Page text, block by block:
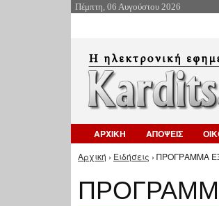
Πέμπτη, 06 Αυγούστου 2026
ΑΡΧΙΚΗ ΑΠΟΨΕΙΣ
Είστε εδώ
Αρχική › Ειδήσεις › ΠΡΟΓΡΑΜΜΑ